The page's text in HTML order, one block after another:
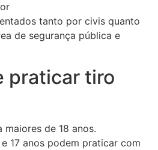
tanto por civis quanto
de segurança pública e
praticar tiro
de 18 anos.
17 anos podem praticar com